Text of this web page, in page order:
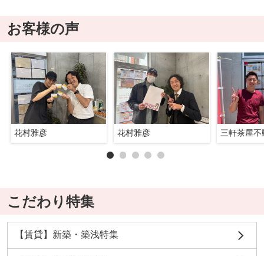
お客様の声
花村雅彦 花村雅彦 三軒茶屋不
こだわり特集
【賃貸】新築・築浅特集